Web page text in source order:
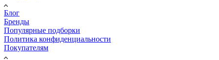
Блог
Бренды
Популярные подборки
Политика конфиденциальности
Покупателям